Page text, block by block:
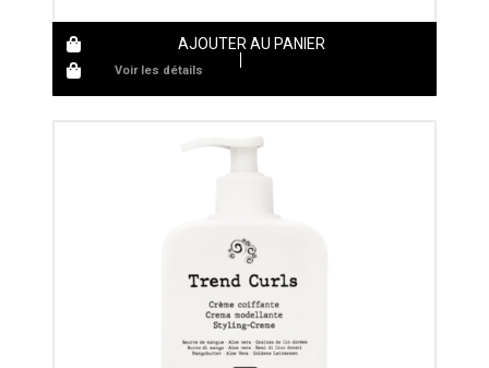
AJOUTER AU PANIER
Voir les détails